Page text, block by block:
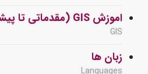
اموزش GIS (مقدماتی تا پیشرفته)
GIS
زبان ها
Languages